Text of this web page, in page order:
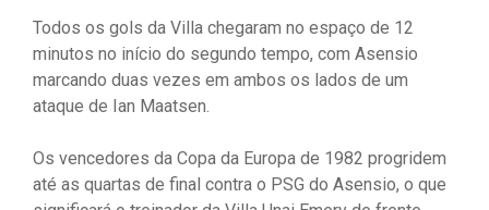
Todos os gols da Villa chegaram no espaço de 12
minutos no início do segundo tempo, com Asensio
marcando duas vezes em ambos os lados de um
ataque de Ian Maatsen.
Os vencedores da Copa da Europa de 1982 progridem
até as quartas de final contra o PSG do Asensio, o que